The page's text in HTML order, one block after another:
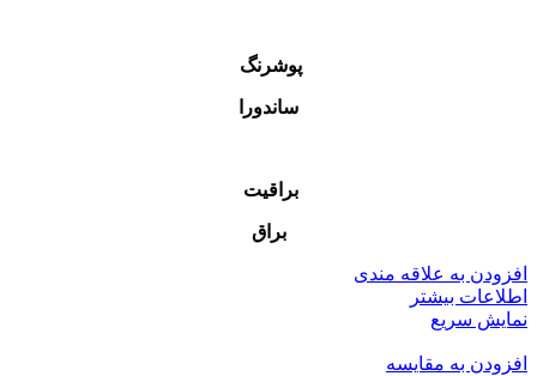
پوشرنگ
ساندورا
براقیت
براق
افزودن به علاقه مندی
اطلاعات بیشتر
نمایش سریع
افزودن به مقایسه